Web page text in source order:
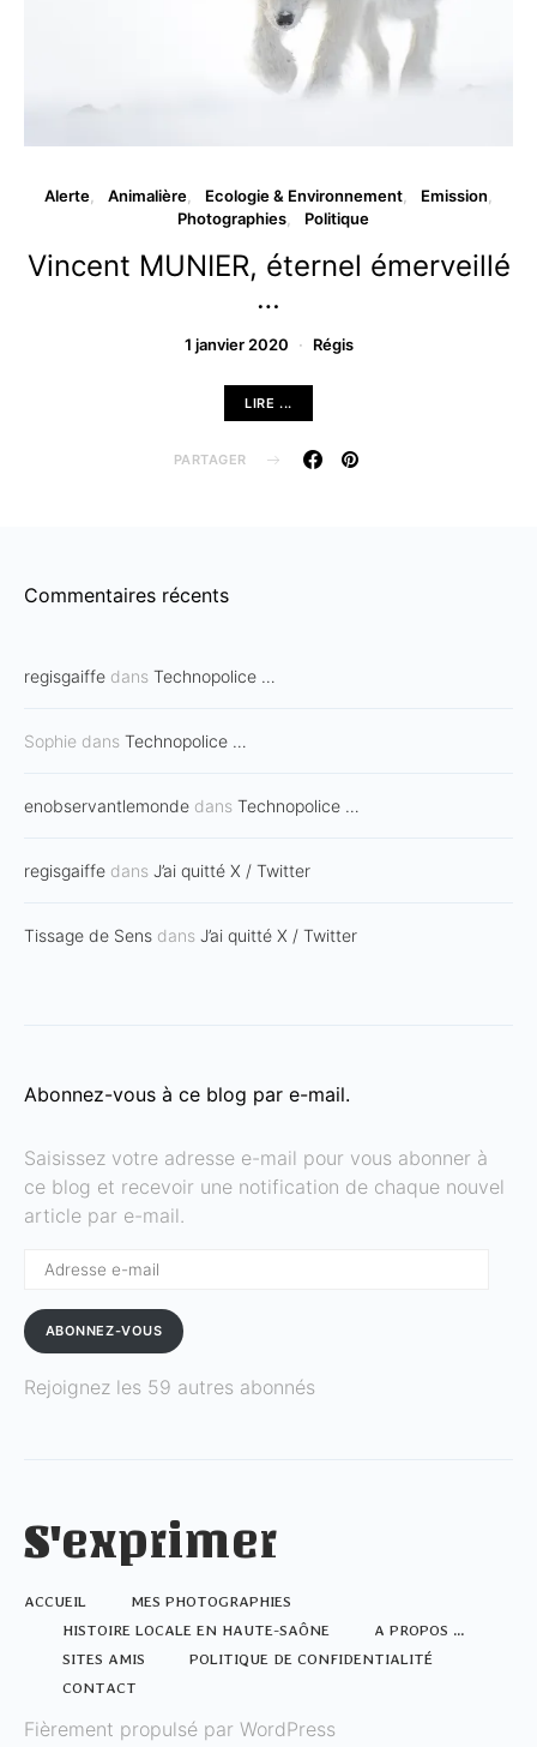
Alerte Animalière Ecologie & Environnement
Emission
Photographies
Politique
Vincent MUNIER, éternel émerveillé
…
1 janvier 2020 Régis
LIRE ...
PARTAGER
Commentaires récents
regisgaiffe dans Technopolice …
Sophie dans Technopolice …
enobservantlemonde dans Technopolice …
regisgaiffe dans J’ai quitté X / Twitter
Tissage de Sens dans J’ai quitté X / Twitter
Abonnez-vous à ce blog par e-mail.
Saisissez votre adresse e-mail pour vous abonner à
ce blog et recevoir une notification de chaque nouvel
article par e-mail.
ABONNEZ-VOUS
Rejoignez les 59 autres abonnés
S'exprimer
ACCUEIL
MES PHOTOGRAPHIES
HISTOIRE LOCALE EN HAUTE-SAÔNE
A PROPOS …
SITES AMIS
POLITIQUE DE CONFIDENTIALITÉ
CONTACT
Fièrement propulsé par WordPress